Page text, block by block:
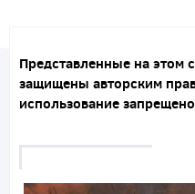
Представленные на этом
защищены авторским
использование